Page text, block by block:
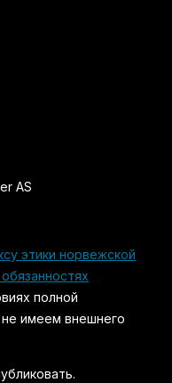
AS
этики норвежской
полной
имеем внешнего